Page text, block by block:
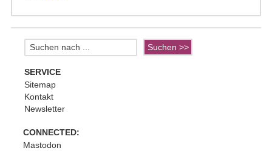
SERVICE
Sitemap
Kontakt
Newsletter
CONNECTED:
Mastodon